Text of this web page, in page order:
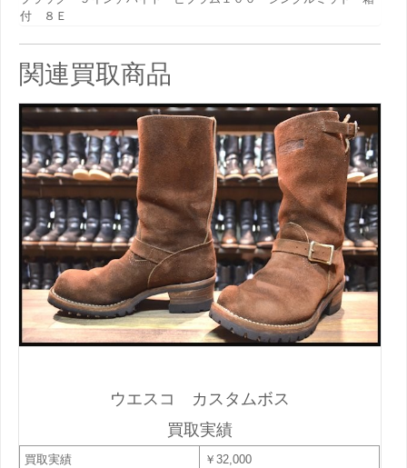
付 ８Ｅ
関連買取商品
ウエスコ カスタムボス
買取実績
買取実績
￥32,000